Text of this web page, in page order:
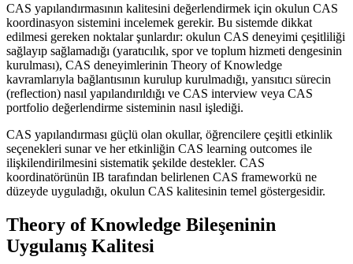
CAS yapılandırmasının kalitesini değerlendirmek için okulun CAS
koordinasyon sistemini incelemek gerekir. Bu sistemde dikkat
edilmesi gereken noktalar şunlardır: okulun CAS deneyimi çeşitliliği
sağlayıp sağlamadığı (yaratıcılık, spor ve toplum hizmeti dengesinin
kurulması), CAS deneyimlerinin Theory of Knowledge
kavramlarıyla bağlantısının kurulup kurulmadığı, yansıtıcı sürecin
(reflection) nasıl yapılandırıldığı ve CAS interview veya CAS
portfolio değerlendirme sisteminin nasıl işlediği.
CAS yapılandırması güçlü olan okullar, öğrencilere çeşitli etkinlik
seçenekleri sunar ve her etkinliğin CAS learning outcomes ile
ilişkilendirilmesini sistematik şekilde destekler. CAS
koordinatörünün IB tarafından belirlenen CAS frameworkü ne
düzeyde uyguladığı, okulun CAS kalitesinin temel göstergesidir.
Theory of Knowledge Bileşeninin
Uygulanış Kalitesi